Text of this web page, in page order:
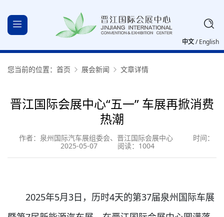
中文/English
您当前的位置： 首页 展会新闻 文章详情
晋江国际会展中心“五一” 车展再掀消费
热潮
作者：泉州国际汽车展组委会、晋江国际会展中心
时间：
2025-05-07
阅读：1004
2025年5月3日，历时4天的第37届泉州国际车展